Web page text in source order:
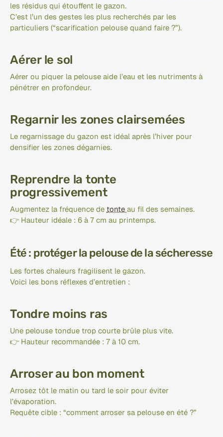
les résidus qui étouffent le gazon.
C’est l’un des gestes les plus recherchés par les
particuliers (“scarification pelouse quand faire ?”).
Aérer le sol
Aérer ou piquer la pelouse aide l’eau et les nutriments à
pénétrer en profondeur.
Regarnir les zones clairsemées
Le regarnissage du gazon est idéal après l’hiver pour
densifier les zones dégarnies.
Reprendre la tonte
progressivement
Augmentez la fréquence de tonte au fil des semaines.
👉 Hauteur idéale : 6 à 7 cm au printemps.
Été : protéger la pelouse de la sécheresse
Les fortes chaleurs fragilisent le gazon.
Voici les bons réflexes d’entretien :
Tondre moins ras
Une pelouse tondue trop courte brûle plus vite.
👉 Hauteur recommandée : 7 à 10 cm.
Arroser au bon moment
Arrosez tôt le matin ou tard le soir pour éviter
l’évaporation.
Requête cible : “comment arroser sa pelouse en été ?”